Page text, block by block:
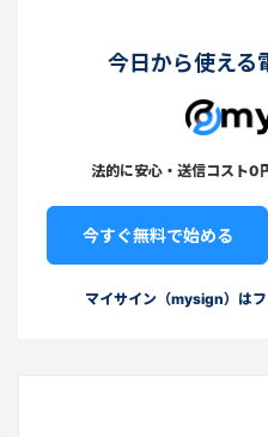
今日から使える
法的に安心・送信コスト0
今すぐ無料で始める
マイサイン（mysign）はフ